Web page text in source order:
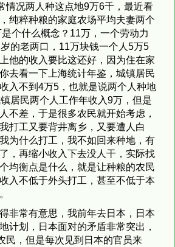
情况两人种这点地9万6千，最近看
纯粹种粮的家庭农场平均夫妻两个
个什么概念？11万，一个劳动力
的老两口，11万块钱一个人5万5
他的收入要比这还好，因为住在家
去看一下上海统计年鉴，城镇居民
入不到4万5，也就是说两个人种地
居民两个人工作年收入9万，但是
不差，于是很多农民就开始考虑，
打工又要背井离乡，又要遭人白
为什么打工，我不如回来种地，有
，再缩小收入下去没人干，实际找
均衡点是什么，就是让种粮的农民
入不低于外头打工，甚至不低于本
非常有意思，我前年去日本，日本
计划，日本面对的矛盾非常突出，
民，但是每次见到日本的官员来